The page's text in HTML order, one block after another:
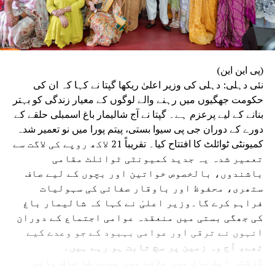
(پی این این)
نئی دہلی: دہلی کی وزیر اعلیٰ ریکھا گپتا نے کہا کہ ان کی
حکومت جھگیوں میں رہنے والے لوگوں کے معیار زندگی کو بہتر
بنانے کے لیے پرعزم ہے۔ گپتا نے آج شالیمار باغ اسمبلی حلقے کے
دورے کے دوران جی پی سیوا بستی، پیتم پورا میں نو تعمیر شدہ
کمیونٹی ٹوائلٹ کا افتتاح کیا۔ تقریباً 21 لاکھ روپے کی لاگت سے
تعمیر شدہ یہ جدید کمیونٹی ٹوائلٹ مقامی
باشندوں، بالخصوص خواتین اور بچوں کے لیے صاف
ستھری، محفوظ اور باوقار صفائی کی سہولیات
فراہم کرے گا۔وزیر اعلیٰ نے کہا کہ شالیمار باغ
کی جھگی بستی میں منعقدہ عوامی اجتماع کے دوران
انہوں نے ترقی اور عوامی بہبود کے جو وعدے کیے
تھے، آج وہ زمین پر سچ ثابت ہو رہے ہیں۔